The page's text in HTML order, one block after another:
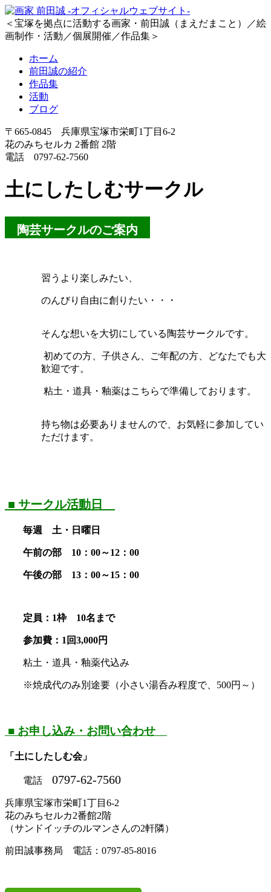
＜宝塚を拠点に活動する画家・前田誠（まえだまこと）／絵
画制作・活動／個展開催／作品集＞
ホーム
前田誠の紹介
作品集
活動
ブログ
〒665-0845 兵庫県宝塚市栄町1丁目6-2
花のみちセルカ 2番館 2階
電話 0797-62-7560
土にしたしむサークル
陶芸サークルのご案内
習うより楽しみたい、
のんびり自由に創りたい・・・
そんな想いを大切にしている陶芸サークルです。
初めての方、子供さん、ご年配の方、どなたでも大
歓迎です。
粘土・道具・釉薬はこちらで準備しております。
持ち物は必要ありませんので、お気軽に参加してい
ただけます。
■ サークル活動日
毎週 土・日曜日
午前の部 10 ： 00～12 ： 00
午後の部 13 ： 00～15 ： 00
定員： 1枠 10名まで
参加費： 1 回3,000円
粘土・道具・釉薬代込み
※焼成代のみ別途要（小さい湯呑み程度で、 500円～）
■ お申し込み・お問い合わせ
「土にしたしむ会」
電話 0797-62-7560
兵庫県宝塚市栄町1丁目 6-2
花のみちセルカ2番館2階
（サンドイッチのルマンさんの2軒隣）
前田誠事務局 電話： 0797-85-8016